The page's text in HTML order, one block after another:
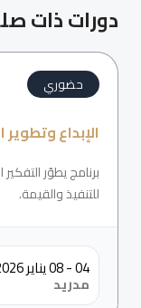
دورات ذات
حضوري
الإبداع وتطوير
برنامج يطوّر
للتنفيذ والقيمة.
04 - 08 يناير 2026
مدريد